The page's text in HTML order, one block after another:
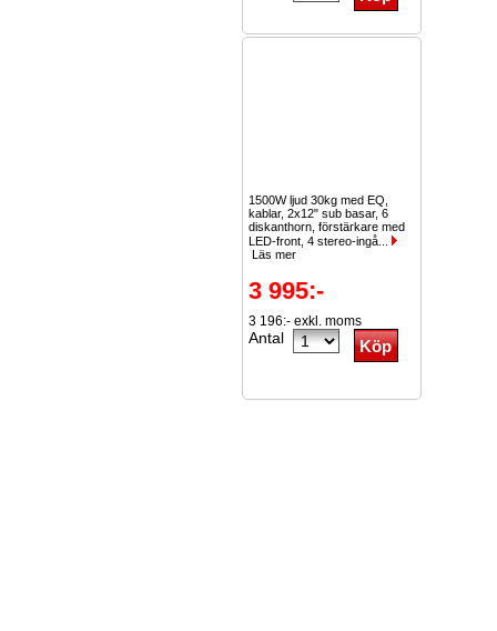
1500W ljud 30kg med EQ,
kablar, 2x12" sub basar, 6
diskanthorn, förstärkare med
LED-front, 4 stereo-ingå...
Läs mer
3 995:-
3 196:- exkl. moms
Antal